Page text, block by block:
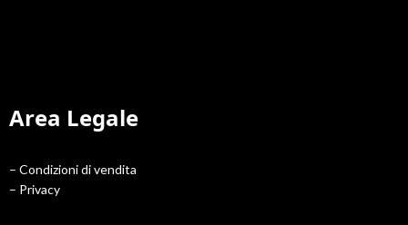
Area Legale
– Condizioni di vendita
– Privacy